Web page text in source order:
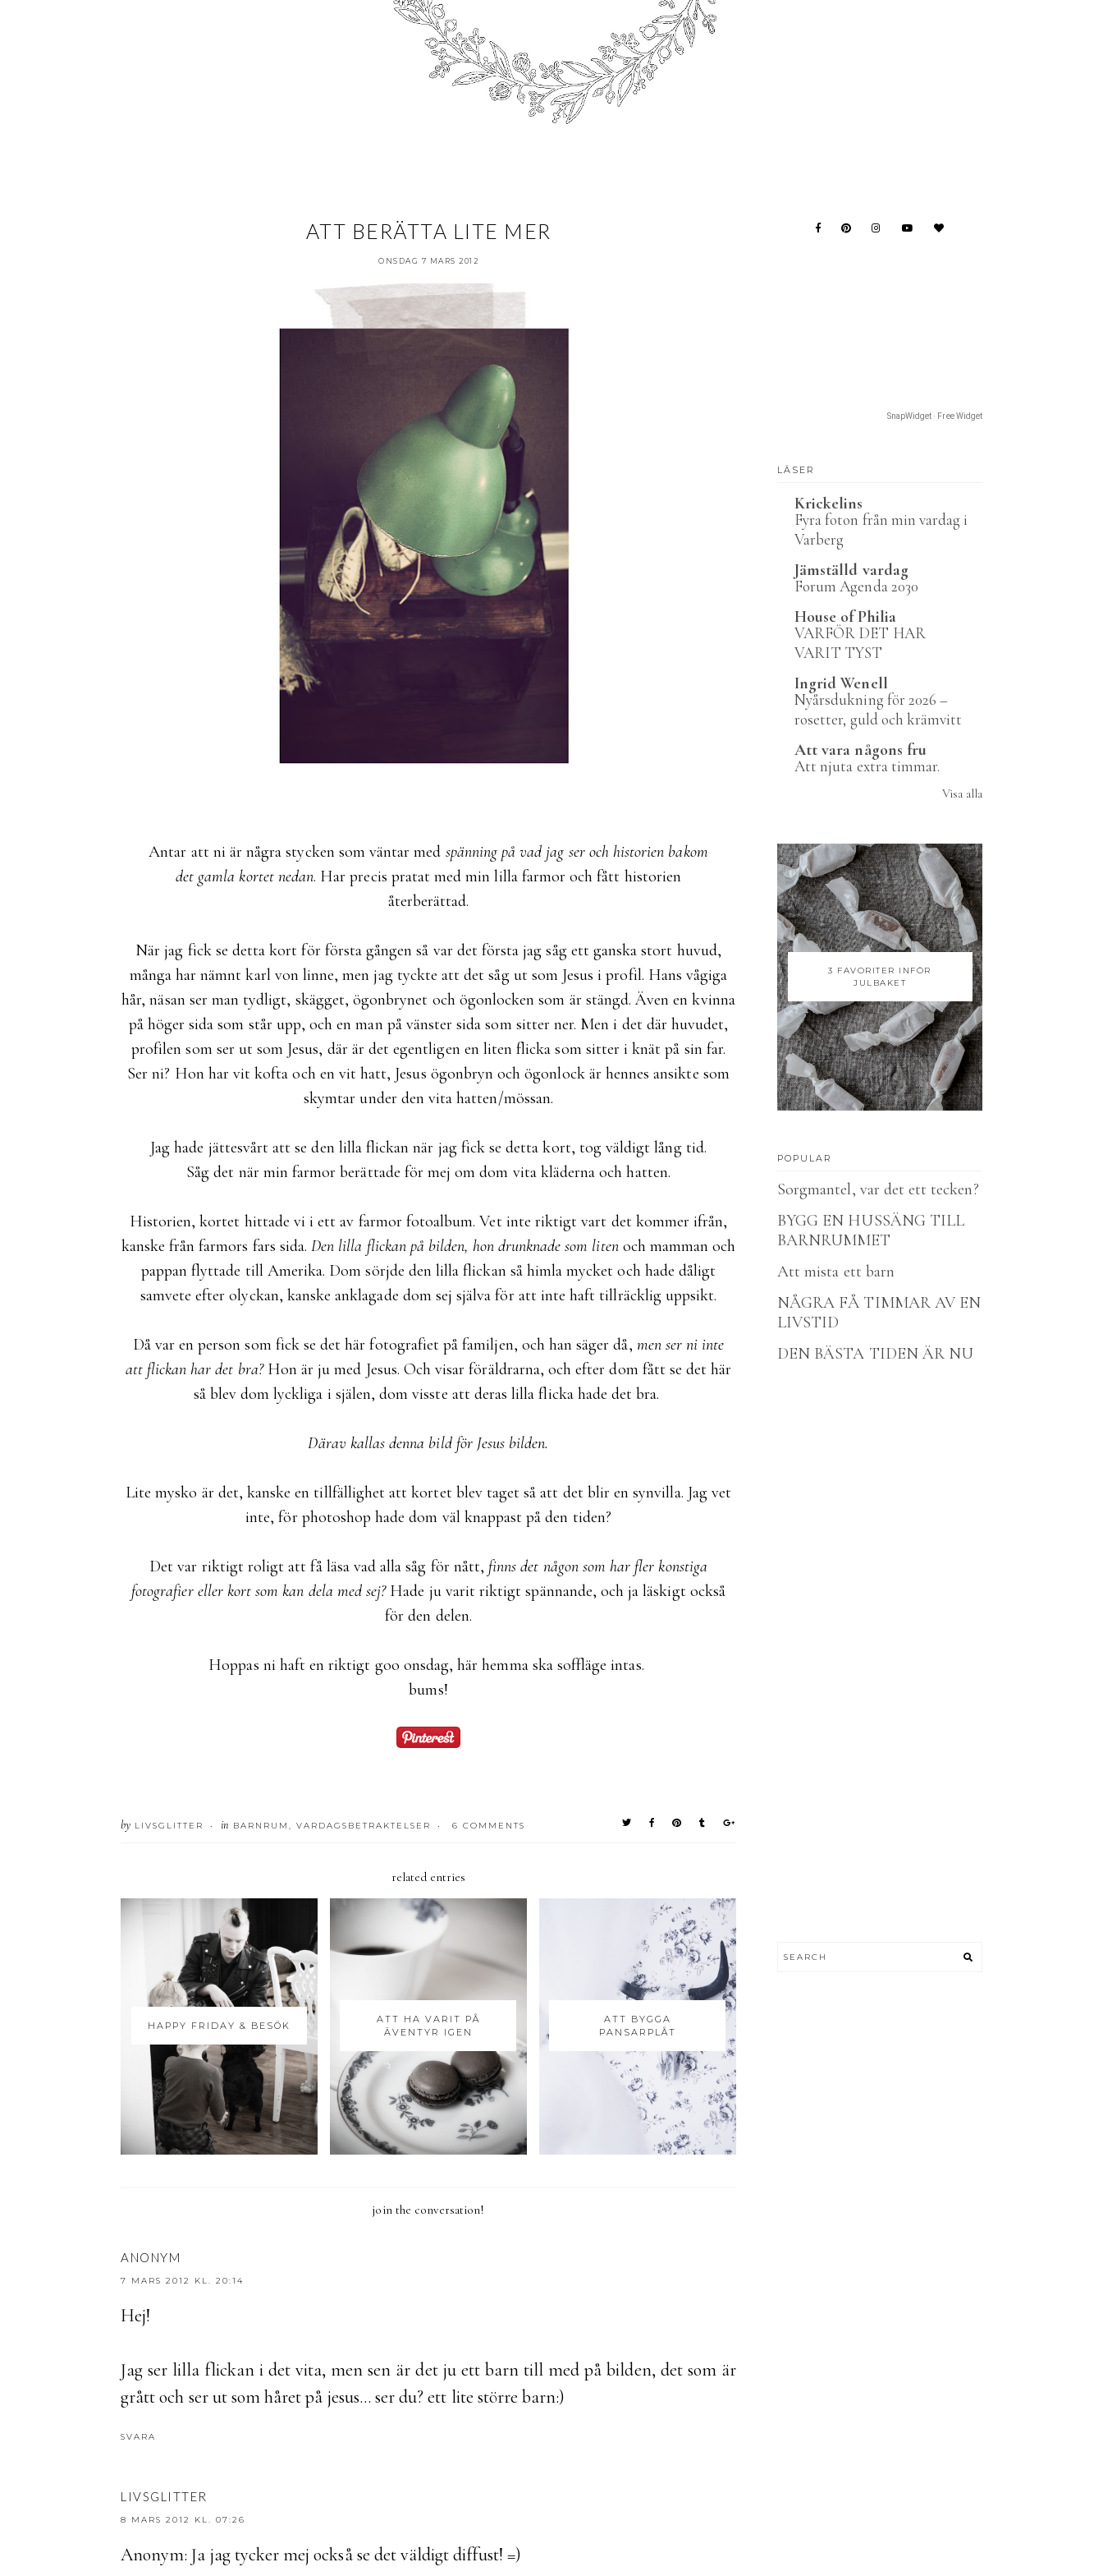
ATT BERÄTTA LITE MER
ONSDAG 7 MARS 2012
Antar att ni är några stycken som väntar med spänning på vad jag ser och historien bakom
det gamla kortet nedan. Har precis pratat med min lilla farmor och fått historien
återberättad.
När jag fick se detta kort för första gången så var det första jag såg ett ganska stort huvud,
många har nämnt karl von linne, men jag tyckte att det såg ut som Jesus i profil. Hans vågiga
hår, näsan ser man tydligt, skägget, ögonbrynet och ögonlocken som är stängd. Även en kvinna
på höger sida som står upp, och en man på vänster sida som sitter ner. Men i det där huvudet,
profilen som ser ut som Jesus, där är det egentligen en liten flicka som sitter i knät på sin far.
Ser ni? Hon har vit kofta och en vit hatt, Jesus ögonbryn och ögonlock är hennes ansikte som
skymtar under den vita hatten/mössan.
Jag hade jättesvårt att se den lilla flickan när jag fick se detta kort, tog väldigt lång tid.
Såg det när min farmor berättade för mej om dom vita kläderna och hatten.
Historien, kortet hittade vi i ett av farmor fotoalbum. Vet inte riktigt vart det kommer ifrån,
kanske från farmors fars sida.Den lilla flickan på bilden, hon drunknade som litenoch mamman och
pappan flyttade till Amerika. Dom sörjde den lilla flickan så himla mycket och hade dåligt
samvete efter olyckan, kanske anklagade dom sej själva för att inte haft tillräcklig uppsikt.
Då var en person som fick se det här fotografiet på familjen, och han säger då, men ser ni inte
att flickan har det bra?Hon är ju med Jesus. Och visar föräldrarna, och efter dom fått se det här
så blev dom lyckliga i själen, dom visste att deras lilla flicka hade det bra.
Därav kallas denna bild för Jesus bilden.
Lite mysko är det, kanske en tillfällighet att kortet blev taget så att det blir en synvilla. Jag vet
inte, för photoshop hade dom väl knappast på den tiden?
Det var riktigt roligt att få läsa vad alla såg för nått, finns det någon som har fler konstiga
fotografier eller kort som kan dela med sej?Hade ju varit riktigt spännande, och ja läskigt också
för den delen.
Hoppas ni haft en riktigt goo onsdag, här hemma ska soffläge intas.
bums!
by LIVSGLITTER • in BARNRUM , VARDAGSBETRAKTELSER • 6 COMMENTS
related entries
HAPPY FRIDAY & BESÖK
ATT HA VARIT PÅ
ÄVENTYR IGEN
ATT BYGGA
PANSARPLÅT
join the conversation!
ANONYM
7 MARS 2012 KL. 20:14
Hej!
Jag ser lilla flickan i det vita, men sen är det ju ett barn till med på bilden, det som är
grått och ser ut som håret på jesus... ser du? ett lite större barn:)
SVARA
LIVSGLITTER
8 MARS 2012 KL. 07:26
Anonym: Ja jag tycker mej också se det väldigt diffust! =)
SnapWidget · Free Widget
LÄSER
Krickelins
Fyra foton från min vardag i
Varberg
Jämställd vardag
Forum Agenda 2030
House of Philia
VARFÖR DET HAR
VARIT TYST
Ingrid Wenell
Nyårsdukning för 2026 –
rosetter, guld och krämvitt
Att vara någons fru
Att njuta extra timmar.
Visa alla
3 FAVORITER INFÖR
JULBAKET
POPULAR
Sorgmantel, var det ett tecken?
BYGG EN HUSSÄNG TILL
BARNRUMMET
Att mista ett barn
NÅGRA FÅ TIMMAR AV EN
LIVSTID
DEN BÄSTA TIDEN ÄR NU